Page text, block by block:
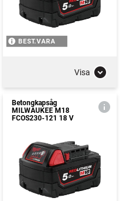
BEST.VARA
Visa
Betongkapsåg
MILWAUKEE M18
FCOS230-121 18 V